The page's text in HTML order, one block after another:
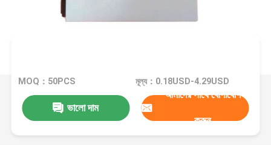
MOQ：50PCS মূল্য：0.18USD-4.29USD
ভালো দাম
আমাদের সাথে যোগাযোগ
করুন